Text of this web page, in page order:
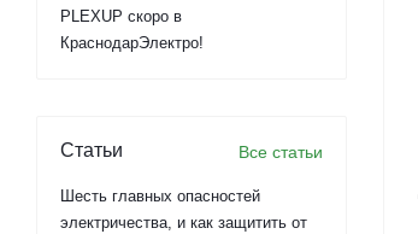
PLEXUP скоро в
КраснодарЭлектро!
Статьи Все статьи
Шесть главных опасностей
электричества, и как защитить от